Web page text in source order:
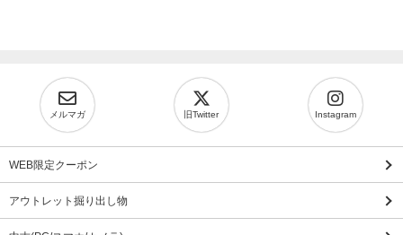
メルマガ 旧Twitter Instagram
WEB限定クーポン
アウトレット掘り出し物